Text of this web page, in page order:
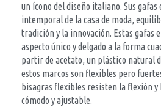
un ícono del diseño italiano. Sus
intemporal de la casa de moda,
tradición y la innovación. Estas gafas
aspecto único y delgado a la forma
partir de acetato, un plástico natural
estos marcos son flexibles pero
bisagras flexibles resisten la flexión
cómodo y ajustable.